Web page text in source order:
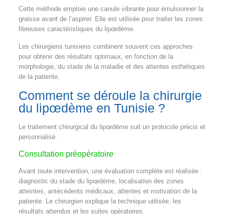
Cette méthode emploie une canule vibrante pour émulsionner la
graisse avant de l’aspirer. Elle est utilisée pour traiter les zones
fibreuses caractéristiques du lipœdème.
Les chirurgiens tunisiens combinent souvent ces approches
pour obtenir des résultats optimaux, en fonction de la
morphologie, du stade de la maladie et des attentes esthétiques
de la patiente.
Comment se déroule la chirurgie
du lipœdème en Tunisie ?
Le traitement chirurgical du lipœdème suit un protocole précis et
personnalisé.
Consultation préopératoire
Avant toute intervention, une évaluation complète est réalisée :
diagnostic du stade du lipœdème, localisation des zones
atteintes, antécédents médicaux, attentes et motivation de la
patiente. Le chirurgien explique la technique utilisée, les
résultats attendus et les suites opératoires.